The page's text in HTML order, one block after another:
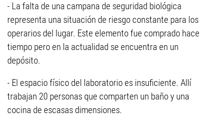
- La falta de una campana de seguridad biológica
representa una situación de riesgo constante para los
operarios del lugar. Este elemento fue comprado hace
tiempo pero en la actualidad se encuentra en un
depósito.
- El espacio físico del laboratorio es insuficiente. Allí
trabajan 20 personas que comparten un baño y una
cocina de escasas dimensiones.